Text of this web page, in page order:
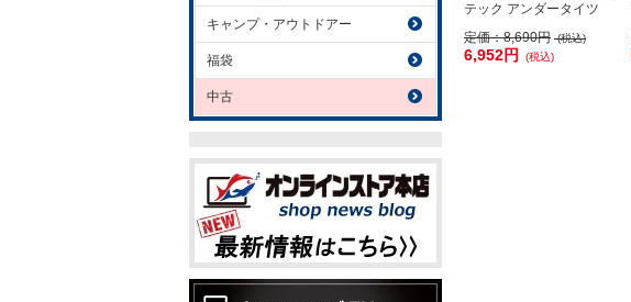
テック アンダータイツ
定価：8,690円 (税込)
6,952円 (税込)
キャンプ・アウトドアー
福袋
中古